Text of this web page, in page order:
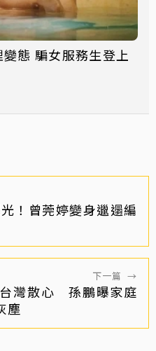
態 騙女服務生登上
！曾莞婷變身邋遢編
下一篇 →
灣散心 孫鵬曝家庭
塵